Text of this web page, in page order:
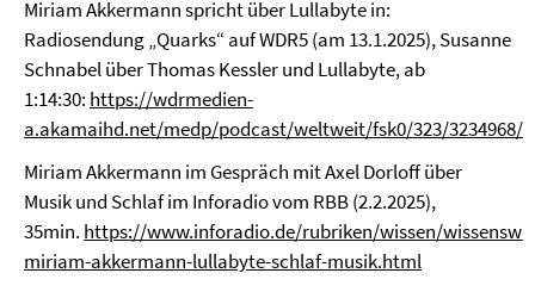
Miriam Akkermann spricht über Lullabyte in:
Radiosendung „Quarks“ auf WDR5 (am 13.1.2025), Susanne
Schnabel über Thomas Kessler und Lullabyte, ab
1:14:30: https://wdrmedien-
a.akamaihd.net/medp/podcast/weltweit/fsk0/323/3234968/
Miriam Akkermann im Gespräch mit Axel Dorloff über
Musik und Schlaf im Inforadio vom RBB (2.2.2025),
35min. https://www.inforadio.de/rubriken/wissen/
miriam-akkermann-lullabyte-schlaf-musik.html